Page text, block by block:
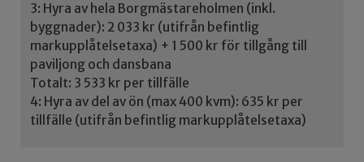
3: Hyra av hela Borgmästareholmen (inkl.
byggnader): 2 033 kr (utifrån befintlig
markupplåtelsetaxa) + 1 500 kr för tillgång till
paviljong och dansbana
Totalt: 3 533 kr per tillfälle
4: Hyra av del av ön (max 400 kvm): 635 kr per
tillfälle (utifrån befintlig markupplåtelsetaxa)